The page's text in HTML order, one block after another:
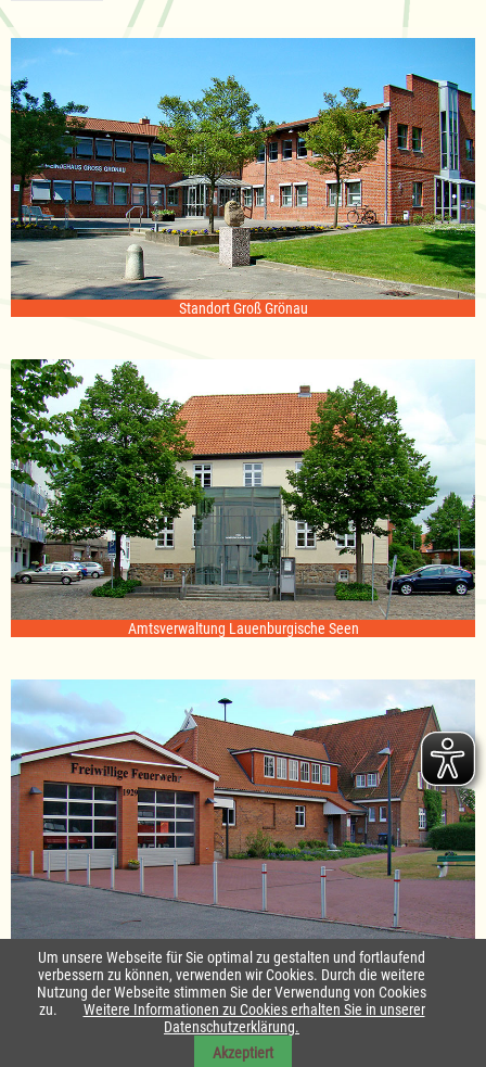
Standort Groß Grönau
Amtsverwaltung Lauenburgische Seen
Standort Sterley
Startseite|Kontakt
Impressum & Datenschutz|Barrierefreiheit
|Sitemap in Leichte Sprache
Um unsere Webseite für Sie optimal zu gestalten und fortlaufend
verbessern zu können, verwenden wir Cookies. Durch die weitere
Nutzung der Webseite stimmen Sie der Verwendung von Cookies
zu.
Weitere Informationen zu Cookies erhalten Sie in unserer
Datenschutzerklärung.
Akzeptiert